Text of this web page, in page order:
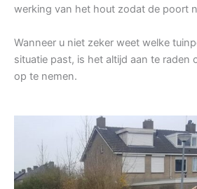
werking van het hout zodat de poort
Wanneer u niet zeker weet welke
situatie past, is het altijd aan te raden
op te nemen.